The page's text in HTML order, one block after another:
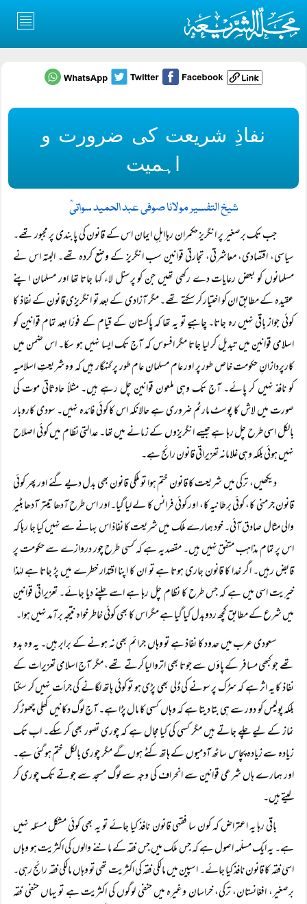
نفاذِ شریعت کی ضرورت و
اہمیت
شیخ التفسیر مولانا صوفی عبد الحمید سواتیؒ
جب تک برصغیر پر انگریز حکمران رہا اہلِ ایمان اس کے قانون کی پابندی پر مجبور تھے۔
سیاسی، اقتصادی، معاشرتی، تجارتی قوانین سب انگریز کے وضع کردہ تھے۔ البتہ اس نے
مسلمانوں کو بعض رعایات دے رکھی تھیں جن کو پرسنل لاء کہا جاتا تھا اور مسلمان اپنے
عقیدہ کے مطابق ان کو اختیار کر سکتے تھے۔ مگر آزادی کے بعد تو انگریزی قانون کے نفاذ کا
کوئی جواز باقی نہیں رہ جاتا۔ چاہیے تو یہ تھا کہ پاکستان کے قیام کے فورًا بعد تمام قوانین کو
اسلامی قوانین میں تبدیل کر لیا جاتا مگر افسوس کہ آج تک ایسا نہیں ہو سکا۔ اس ضمن میں
کارپردازانِ حکومت خاص طور پر اور عام مسلمان عام طور پر گنہگار ہیں کہ وہ شریعتِ اسلامیہ
کو نافذ نہیں کر پائے۔ آج تک وہی ملعون قوانین چل رہے ہیں۔ مثلاً حادثاتی موت کی
صورت میں لاش کا پوسٹ مارٹم ضروری ہے حالانکہ اس کا کوئی فائدہ نہیں۔ سودی کاروبار
بالکل اسی طرح چل رہا ہے جیسے انگریزوں کے زمانے میں تھا۔ عدالتی نظام میں کوئی اصلاح
نہیں ہوئی بلکہ وہی غلامانہ تعزیراتی قانون رائج ہے۔
دیکھیں، ترکی میں شریعت کا قانون ختم ہوا تو ملکی قانون بھی بدل دیے گئے اور پھر کوئی
قانون جرمنی کا، کوئی برطانیہ کا، اور کوئی فرانس کا لے لیا گیا۔ اور اس طرح آدھا تیتر آدھا بٹیر
والی مثال صادق آئی۔ خود ہمارے ملک میں شریعت کا نفاذ اس بہانے سے نہیں کیا جا رہا کہ
اس پر تمام مذاہب متفق نہیں ہیں۔ مقصد یہ ہے کہ کسی طرح چور دروازے سے حکومت پر
قابض رہیں۔ اگر خدا کا قانون جاری ہوتا ہے تو ان کا اپنا اقتدار خطرے میں پڑ جاتا ہے لہٰذا
خیریت اسی میں ہے کہ جس طرح کا نظام چل رہا ہے اسے چلنے دیا جائے۔ تعزیراتی قوانین
میں شرع کے مطابق کچھ ردوبدل کیا گیا ہے مگر اس کا بھی کوئی خاطر خواہ نتیجہ برآمد نہیں ہوا۔
سعودی عرب میں حدود کا نفاذ ہے تو وہاں جرائم بھی نہ ہونے کے برابر ہیں۔ یہ وہ بدو
تھے جو کبھی مسافر کے پاؤں سے جوتا بھی اتروا لیا کرتے تھے، مگر آج اسلامی تعزیرات کے
نفاذ کا یہ اثر ہے کہ سڑک پر سونے کی ڈلی بھی پڑی ہو تو کوئی ہاتھ لگانے کی جرأت نہیں کر سکتا
بلکہ پولیس کو دور سے ہی بتا دیتا ہے کہ وہاں کسی کا مال پڑا ہے۔ آج لوگ دکانیں کھلی چھوڑ کر
نماز کے لیے چلے جاتے ہیں مگر کسی کی کیا مجال ہے کہ چوری تصور بھی کر سکے۔ اب تک
زیادہ سے زیادہ پچاس ساٹھ آدمیوں کے ہاتھ کٹے ہوں گے مگر چوری بالکل ختم ہو گئی ہے۔
اور ہمارے ہاں شرعی قوانین سے انحراف کی وجہ سے لوگ مسجد سے جوتے تک چوری کر
لیتے ہیں۔
باقی رہا یہ اعتراض کہ کون سا فقہی قانون نافذ کیا جائے تو یہ بھی کوئی مشکل مسئلہ نہیں
ہے۔ یہ ایک مسلّمہ اصول ہے کہ جس ملک میں جس فقہ کے ماننے والوں کی اکثریت ہو وہاں
اسی فقہ کا قانون نافذ کیا جائے۔ اسپین میں مالکی فقہ کی اکثریت تھی تو وہاں مالکی فقہ رائج رہی۔
برصغیر، افغانستان، ترکی، خراسان وغیرہ میں حنفی لوگوں کی اکثریت ہے تو یہاں حنفی فقہ